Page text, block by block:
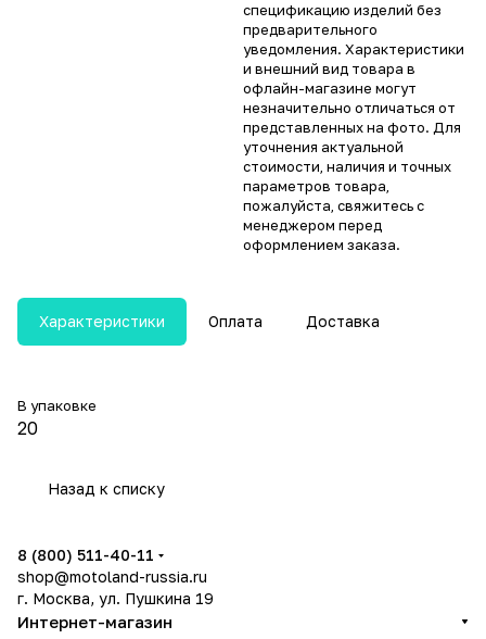
спецификацию изделий без
предварительного
уведомления. Характеристики
и внешний вид товара в
офлайн-магазине могут
незначительно отличаться от
представленных на фото. Для
уточнения актуальной
стоимости, наличия и точных
параметров товара,
пожалуйста, свяжитесь с
менеджером перед
оформлением заказа.
Характеристики Оплата Доставка
В упаковке
20
Назад к списку
8 (800) 511-40-11
shop@motoland-russia.ru
г. Москва, ул. Пушкина 19
Интернет-магазин